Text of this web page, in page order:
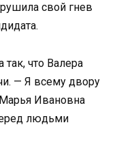
свой гнев
что Валера
— Я всему двору
Марья Ивановна
людьми